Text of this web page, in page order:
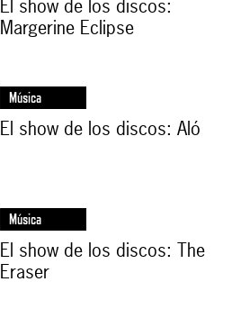
El show de los discos:
Margerine Eclipse
Música
El show de los discos: Aló
Música
El show de los discos: The
Eraser